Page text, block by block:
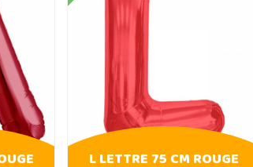
L LETTRE 75 CM ROUGE